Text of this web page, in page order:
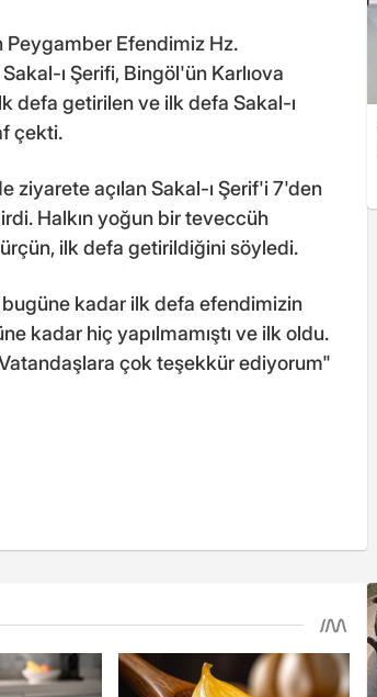
Peygamber Efendimiz Hz.
ı Şerifi, Bingöl'ün Karlıova
defa getirilen ve ilk defa Sakal-ı
çekti.
ziyarete açılan Sakal-ı Şerif'i 7'den
Halkın yoğun bir teveccüh
ilk defa getirildiğini söyledi.
kadar ilk defa efendimizin
kadar hiç yapılmamıştı ve ilk oldu.
çok teşekkür ediyorum"